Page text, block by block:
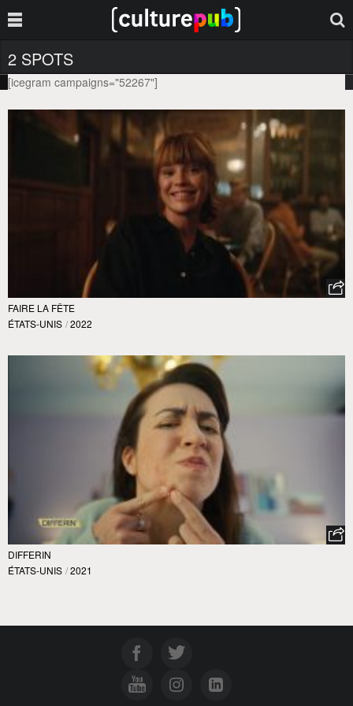
2 SPOTS
[icegram campaigns="52267"]
FAIRE LA FÊTE
ÉTATS-UNIS / 2022
DIFFERIN
ÉTATS-UNIS / 2021